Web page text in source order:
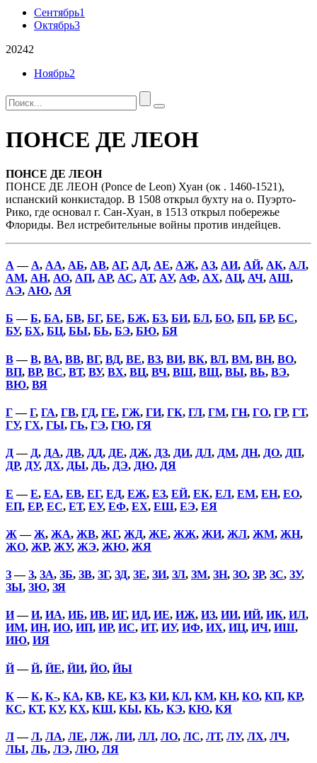
Сентябрь1
Октябрь3
20242
Ноябрь2
ПОНСЕ ДЕ ЛЕОН
ПОНСЕ ДЕ ЛЕОН
ПОНСЕ ДЕ ЛЕОН (Ponce de Leon) Хуан (ок . 1460-1521),
испанский конкистадор. В 1508 открыл бухту на о. Пуэрто-
Рико, где основал г. Сан-Хуан, в 1513 открыл побережье
Флориды. Вел истребительные войны против индейцев.
А — А, АА, АБ, АВ, АГ, АД, АЕ, АЖ, АЗ, АИ, АЙ, АК, АЛ,
АМ, АН, АО, АП, АР, АС, АТ, АУ, АФ, АХ, АЦ, АЧ, АШ,
АЭ, АЮ, АЯ
Б —Б, БА, БВ, БГ, БЕ, БЖ, БЗ, БИ, БЛ, БО, БП, БР, БС,
БУ, БХ, БЦ, БЫ, БЬ, БЭ, БЮ, БЯ
В—В, ВА, ВВ, ВГ, ВД, ВЕ, ВЗ, ВИ, ВК, ВЛ, ВМ, ВН, ВО,
ВП, ВР, ВС, ВТ, ВУ, ВХ, ВЦ, ВЧ, ВШ, ВЩ, ВЫ, ВЬ, ВЭ,
ВЮ, ВЯ
Г—Г, ГА, ГВ, ГД, ГЕ, ГЖ, ГИ, ГК, ГЛ, ГМ, ГН, ГО, ГР, ГТ,
ГУ, ГХ, ГЫ, ГЬ, ГЭ, ГЮ, ГЯ
Д— Д, ДА, ДВ, ДД, ДЕ, ДЖ, ДЗ, ДИ, ДЛ, ДМ, ДН, ДО, ДП,
ДР, ДУ, ДХ, ДЫ, ДЬ, ДЭ, ДЮ, ДЯ
Е —Е, ЕА, ЕВ, ЕГ, ЕД, ЕЖ, ЕЗ, ЕЙ, ЕК, ЕЛ, ЕМ, ЕН, ЕО,
ЕП, ЕР, ЕС, ЕТ, ЕУ, ЕФ, ЕХ, ЕШ, ЕЭ, ЕЯ
Ж —Ж, ЖА, ЖВ, ЖГ, ЖД, ЖЕ, ЖЖ, ЖИ, ЖЛ, ЖМ, ЖН,
ЖО, ЖР, ЖУ, ЖЭ, ЖЮ, ЖЯ
З—З, ЗА, ЗБ, ЗВ, ЗГ, ЗД, ЗЕ, ЗИ, ЗЛ, ЗМ, ЗН, ЗО, ЗР, ЗС, ЗУ,
ЗЫ, ЗЮ, ЗЯ
И—И, ИА, ИБ, ИВ, ИГ, ИД, ИЕ, ИЖ, ИЗ, ИИ, ИЙ, ИК, ИЛ,
ИМ, ИН, ИО, ИП, ИР, ИС, ИТ, ИУ, ИФ, ИХ, ИЦ, ИЧ, ИШ,
ИЮ, ИЯ
Й—Й, ЙЕ, ЙИ, ЙО, ЙЫ
К—К, К-, КА, КВ, КЕ, КЗ, КИ, КЛ, КМ, КН, КО, КП, КР,
КС, КТ, КУ, КХ, КШ, КЫ, КЬ, КЭ, КЮ, КЯ
Л—Л, ЛА, ЛЕ, ЛЖ, ЛИ, ЛЛ, ЛО, ЛС, ЛТ, ЛУ, ЛХ, ЛЧ,
ЛЫ, ЛЬ, ЛЭ, ЛЮ, ЛЯ